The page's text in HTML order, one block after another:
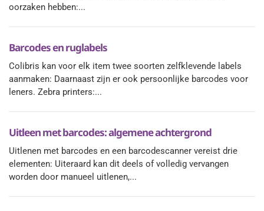
oorzaken hebben:...
Barcodes en ruglabels
Colibris kan voor elk item twee soorten zelfklevende labels
aanmaken: Daarnaast zijn er ook persoonlijke barcodes voor
leners. Zebra printers:...
Uitleen met barcodes: algemene achtergrond
Uitlenen met barcodes en een barcodescanner vereist drie
elementen: Uiteraard kan dit deels of volledig vervangen
worden door manueel uitlenen,...